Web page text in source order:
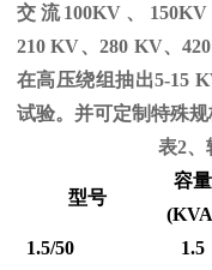
交流100KV 、 150KV
210 KV、280 KV、
在高压绕组抽出5-15
试验。并可定制特殊规
表2、
型号
容量
1.5/50
1.5